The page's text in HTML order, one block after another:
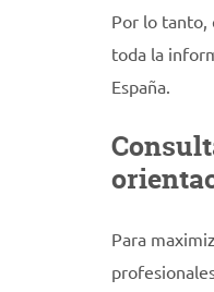
Por lo tanto,
toda la
España.
Para